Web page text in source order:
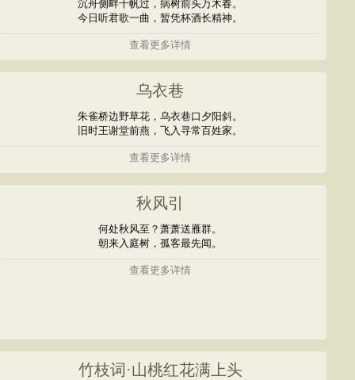
沉舟侧畔千帆过，病树前头万木春。
今日听君歌一曲，暂凭杯酒长精神。
查看更多详情
乌衣巷
朱雀桥边野草花，乌衣巷口夕阳斜。
旧时王谢堂前燕，飞入寻常百姓家。
查看更多详情
秋风引
何处秋风至？萧萧送雁群。
朝来入庭树，孤客最先闻。
查看更多详情
竹枝词·山桃红花满上头